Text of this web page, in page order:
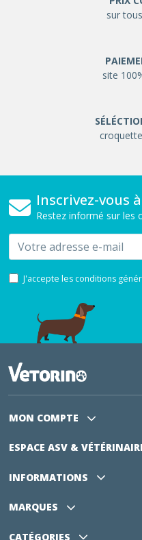
sur
site
Inscrivez-vous
Restez informé sur les
Email
J'accepte les conditions
MON COMPTE
ESPACE ASV &
INFORMATIONS
MARQUES
CATÉGORIES